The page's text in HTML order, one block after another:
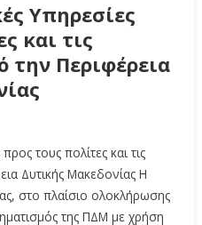
Υπηρεσίες
και τις
την Περιφέρεια
τους πολίτες και τις
Δυτικής Μακεδονίας Η
στο πλαίσιο ολοκλήρωσης
της ΠΔΜ με χρήση